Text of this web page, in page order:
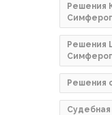
Решения
Решения
Решения